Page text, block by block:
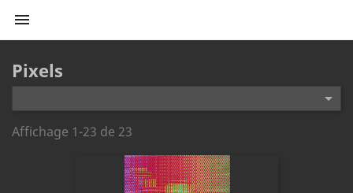

Pixels

Affichage 1-23 de 23